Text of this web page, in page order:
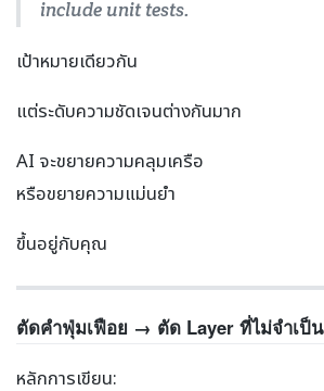
include unit tests.
เป้าหมายเดียวกัน
แต่ระดับความชัดเจนต่างกันมาก
AI จะขยายความคลุมเครือ
หรือขยายความแม่นยำ
ขึ้นอยู่กับคุณ
ตัดคำฟุ่มเฟือย → ตัด Layer ที่ไม่จำเป็น
หลักการเขียน: